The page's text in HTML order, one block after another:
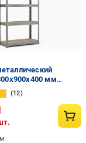
мм
5 полок МДФ
12